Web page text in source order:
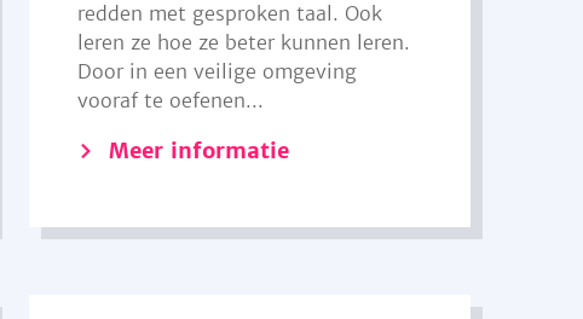
redden met gesproken taal. Ook
leren ze hoe ze beter kunnen leren.
Door in een veilige omgeving
vooraf te oefenen...
Meer informatie